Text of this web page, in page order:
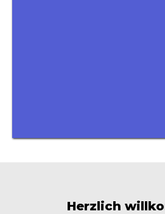
Herzlich